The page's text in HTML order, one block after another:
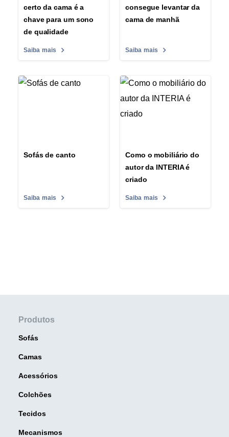
certo da cama é a
chave para um sono
de qualidade
Saiba mais
consegue levantar da
cama de manhã
Saiba mais
Sofás de canto
Saiba mais
Como o mobiliário do
autor da INTERIA é
criado
Saiba mais
Produtos
Sofás
Camas
Acessórios
Colchões
Tecidos
Mecanismos